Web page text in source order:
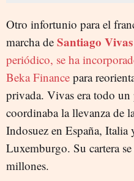
Otro infortunio para el
marcha de Santiago Vivas
periódico, se ha
Beka Finance para
privada. Vivas era todo un
coordinaba la llevanza de
Indosuez en España, Italia
Luxemburgo. Su cartera
millones.